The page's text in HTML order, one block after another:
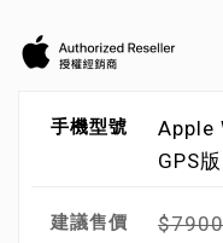
Apple
GPS
$7900